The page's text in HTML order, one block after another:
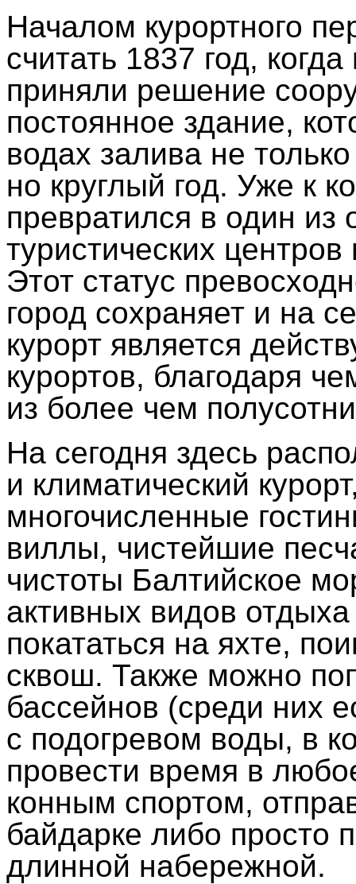
Началом курортного
считать 1837 год,
приняли решение
постоянное здание,
водах залива не
но круглый год. Уже к
превратился в один из
туристических
Этот статус
город сохраняет и на
курорт является
курортов, благодаря
из более чем
На сегодня здесь
и климатический
многочисленные
виллы, чистейшие
чистоты Балтийское
активных видов
покататься на яхте,
сквош. Также можно
бассейнов (среди них
с подогревом воды, в
провести время в
конным спортом,
байдарке либо просто
длинной набережной.